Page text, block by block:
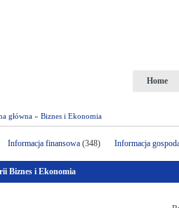
Home
główna » Biznes i Ekonomia
Informacja finansowa (348) Informacja
Biznes i Ekonomia